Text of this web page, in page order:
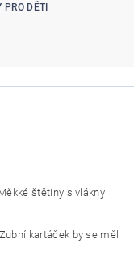
PRO DĚTI
štětiny s vlákny
kartáček by se měl